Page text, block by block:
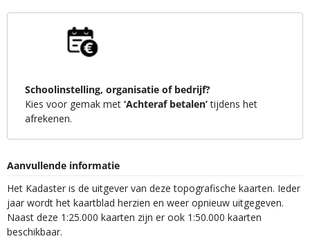
Schoolinstelling, organisatie of bedrijf?
Kies voor gemak met ‘Achteraf betalen’tijdens het
afrekenen.
Aanvullende informatie
Het Kadaster is de uitgever van deze topografische kaarten. Ieder
jaar wordt het kaartblad herzien en weer opnieuw uitgegeven.
Naast deze 1:25.000 kaarten zijn er ook 1:50.000 kaarten
beschikbaar.